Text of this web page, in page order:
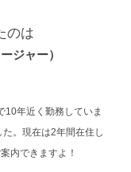
のは
ジャー）
10年近く勤務していま
。現在は2年間在住し
内できますよ！